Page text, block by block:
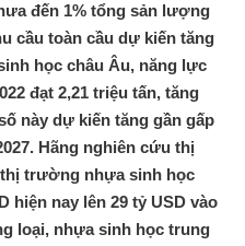
đến 1% tổng sản lượng
cầu toàn cầu dự kiến tăng
học châu Âu, năng lực
đạt 2,21 triệu tấn, tăng
này dự kiến tăng gần gấp
Hãng nghiên cứu thị
trường nhựa sinh học
hiện nay lên 29 tỷ USD vào
loại, nhựa sinh học trung